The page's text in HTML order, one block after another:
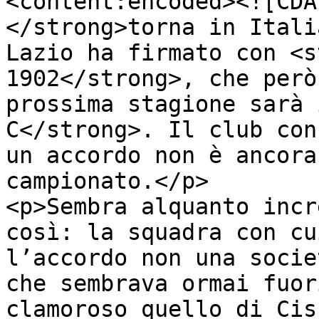
</strong>torna in
Lazio ha firmato con
1902</strong>, che
prossima stagione
C</strong>. Il club
un accordo non è
campionato.</p>
<p>Sembra alquanto
così: la squadra con
l’accordo non una
che sembrava ormai
clamoroso quello di